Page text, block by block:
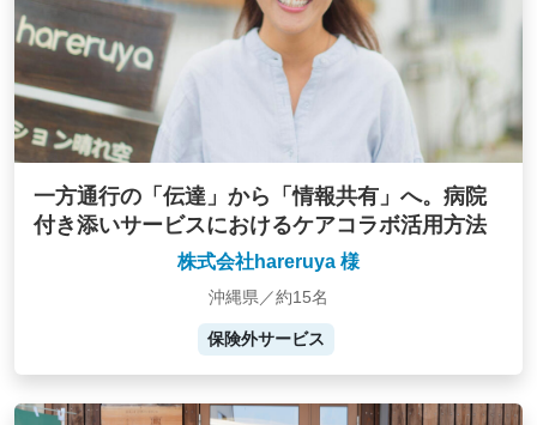
一方通行の「伝達」から「情報共有」へ。病院
付き添いサービスにおけるケアコラボ活用方法
株式会社hareruya 様
沖縄県／約15名
保険外サービス